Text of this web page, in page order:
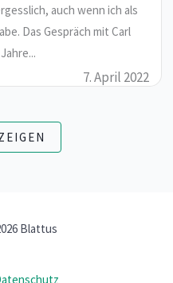
auch wenn ich als
Das Gespräch mit Carl
7. April 2022
Blattus